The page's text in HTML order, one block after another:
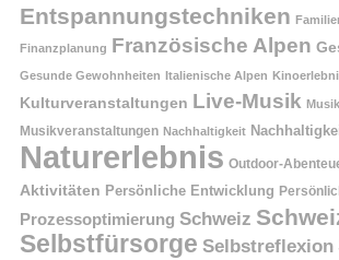
Entspannungstechniken
Finanzplanung Französische Alpen
Gesunde Gewohnheiten Italienische Alpen
Kulturveranstaltungen Live-Musik
Musikveranstaltungen Nachhaltigkeit
Naturerlebnis Outdoor-
Aktivitäten Persönliche Entwicklung
Prozessoptimierung Schweiz
Selbstfürsorge Selbstreflexion